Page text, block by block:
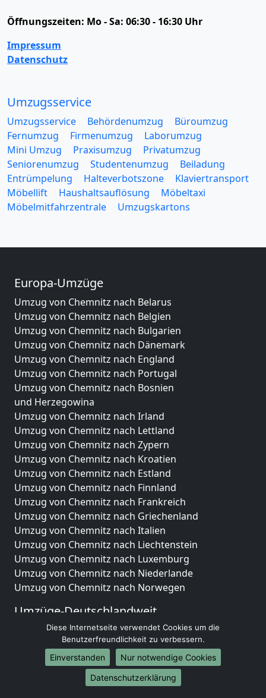
Öffnungszeiten: Mo - Sa: 06:30 - 16:30 Uhr
Impressum
Datenschutz
Umzugsservice
Umzugsservice Behördenumzug
Büroumzug
Fernumzug
Firmenumzug
Laborumzug
Mini Umzug
Praxisumzug
Privatumzug
Seniorenumzug
Studentenumzug
Beiladung
Entrümpelung
Halteverbotszone
Klaviertransport
Möbellift
Haushaltsauflösung
Möbeltaxi
Möbelmitfahrzentrale
Umzugskartons
Europa-Umzüge
Umzug von Chemnitz nach Belarus
Umzug von Chemnitz nach Belgien
Umzug von Chemnitz nach Bulgarien
Umzug von Chemnitz nach Dänemark
Umzug von Chemnitz nach England
Umzug von Chemnitz nach Portugal
Umzug von Chemnitz nach Bosnien
und Herzegowina
Umzug von Chemnitz nach Irland
Umzug von Chemnitz nach Lettland
Umzug von Chemnitz nach Zypern
Umzug von Chemnitz nach Kroatien
Umzug von Chemnitz nach Estland
Umzug von Chemnitz nach Finnland
Umzug von Chemnitz nach Frankreich
Umzug von Chemnitz nach Griechenland
Umzug von Chemnitz nach Italien
Umzug von Chemnitz nach Liechtenstein
Umzug von Chemnitz nach Luxemburg
Umzug von Chemnitz nach Niederlande
Umzug von Chemnitz nach Norwegen
Umzüge-Deutschlandweit
Umzug von Chemnitz nach Berlin
Umzug von Chemnitz nach Hamburg
Umzug von Chemnitz nach München
Umzug von Chemnitz nach Köln
Umzug von Chemnitz nach Frankfurt am Main
Diese Internetseite verwendet Cookies um die
Benutzerfreundlichkeit zu verbessern.
Einverstanden
Nur notwendige Cookies
Datenschutzerklärung